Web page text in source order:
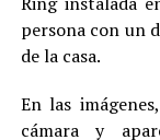
persona con un
de la casa.
En las
cámara y